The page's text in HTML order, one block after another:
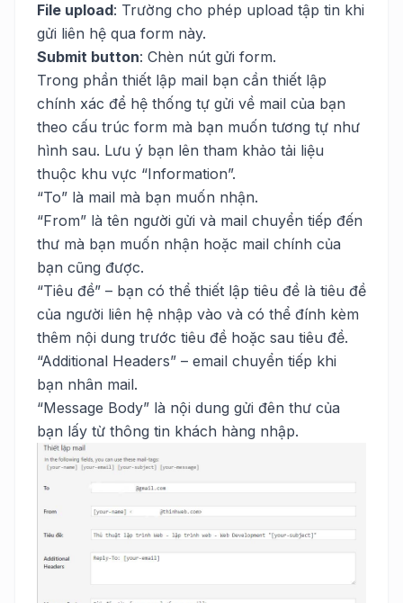
File upload: Trường cho phép upload tập tin khi
gửi liên hệ qua form này.
Submit button: Chèn nút gửi form.
Trong phần thiết lập mail bạn cần thiết lập
chính xác để hệ thống tự gửi về mail của bạn
theo cấu trúc form mà bạn muốn tương tự như
hình sau. Lưu ý bạn lên tham khảo tải liệu
thuộc khu vực “Information”.
“To” là mail mà bạn muốn nhận.
“From” là tên người gửi và mail chuyển tiếp đến
thư mà bạn muốn nhận hoặc mail chính của
bạn cũng được.
“Tiêu đề” – bạn có thể thiết lập tiêu đề là tiêu đề
của người liên hệ nhập vào và có thể đính kèm
thêm nội dung trước tiêu đề hoặc sau tiêu đề.
“Additional Headers” – email chuyển tiếp khi
bạn nhân mail.
“Message Body” là nội dung gửi đên thư của
bạn lấy từ thông tin khách hàng nhập.